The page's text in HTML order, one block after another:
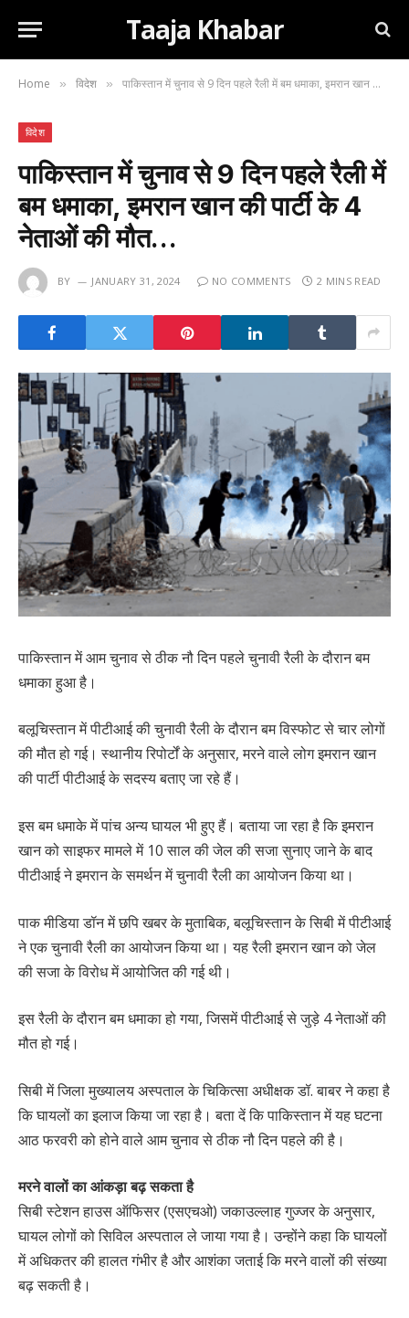
Taaja Khabar
Home » विदेश » पाकिस्तान में चुनाव से 9 दिन पहले रैली में बम धमाका, इमरान खान की पार्टी के 4 नेताओं की मौत…
विदेश
पाकिस्तान में चुनाव से 9 दिन पहले रैली में
बम धमाका, इमरान खान की पार्टी के 4
नेताओं की मौत…
BY JANUARY 31, 2024 NO COMMENTS 2 MINS READ
पाकिस्तान में आम चुनाव से ठीक नौ दिन पहले चुनावी रैली के दौरान बम
धमाका हुआ है।
बलूचिस्तान में पीटीआई की चुनावी रैली के दौरान बम विस्फोट से चार लोगों
की मौत हो गई। स्थानीय रिपोर्टों के अनुसार, मरने वाले लोग इमरान खान
की पार्टी पीटीआई के सदस्य बताए जा रहे हैं।
इस बम धमाके में पांच अन्य घायल भी हुए हैं। बताया जा रहा है कि इमरान
खान को साइफर मामले में 10 साल की जेल की सजा सुनाए जाने के बाद
पीटीआई ने इमरान के समर्थन में चुनावी रैली का आयोजन किया था।
पाक मीडिया डॉन में छपि खबर के मुताबिक, बलूचिस्तान के सिबी में पीटीआई
ने एक चुनावी रैली का आयोजन किया था। यह रैली इमरान खान को जेल
की सजा के विरोध में आयोजित की गई थी।
इस रैली के दौरान बम धमाका हो गया, जिसमें पीटीआई से जुड़े 4 नेताओं की
मौत हो गई।
सिबी में जिला मुख्यालय अस्पताल के चिकित्सा अधीक्षक डॉ. बाबर ने कहा है
कि घायलों का इलाज किया जा रहा है। बता दें कि पाकिस्तान में यह घटना
आठ फरवरी को होने वाले आम चुनाव से ठीक नौ दिन पहले की है।
मरने वालों का आंकड़ा बढ़ सकता है
सिबी स्टेशन हाउस ऑफिसर (एसएचओ) जकाउल्लाह गुज्जर के अनुसार,
घायल लोगों को सिविल अस्पताल ले जाया गया है। उन्होंने कहा कि घायलों
में अधिकतर की हालत गंभीर है और आशंका जताई कि मरने वालों की संख्या
बढ़ सकती है।